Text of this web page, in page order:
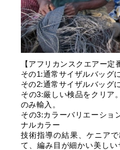
【アフリカンスクエアー
その1:通常サイザルバッグ
その2:通常サイザルバッグ
その3:厳しい検品をクリア
のみ輸入。
その3:カラーバリエーショ
ナルカラー
技術指導の結果、ケニア
て、編み目が細かい美し